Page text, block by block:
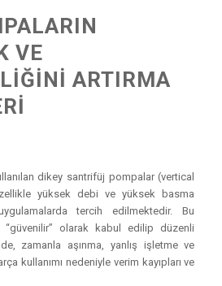
VE
ARTIRMA
dikey santrifüj pompalar (vertical
yüksek debi ve yüksek basma
tercih edilmektedir. Bu
olarak kabul edilip düzenli
zamanla aşınma, yanlış işletme ve
kullanımı nedeniyle verim kayıpları ve